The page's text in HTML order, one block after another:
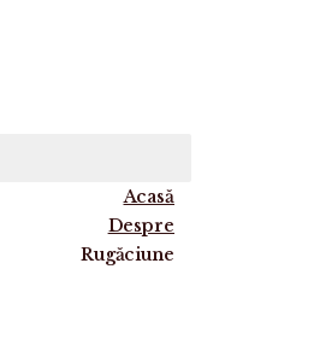
Acasă
Despre
Rugăciune